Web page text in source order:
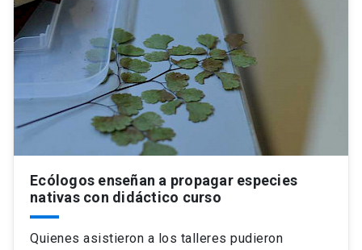
Ecólogos enseñan a propagar especies
nativas con didáctico curso
Quienes asistieron a los talleres pudieron